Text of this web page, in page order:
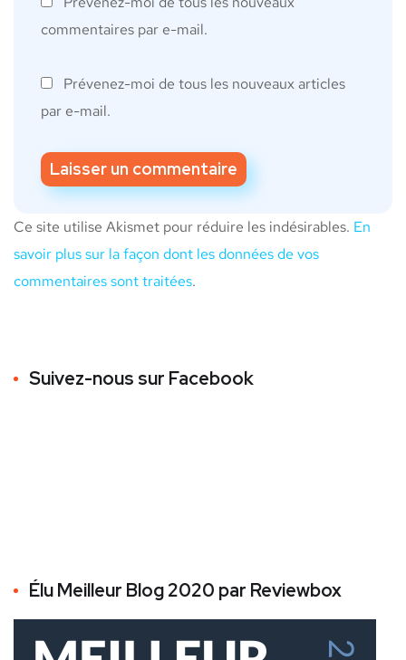
commentaires par e-mail.
Prévenez-moi de tous les nouveaux articles
par e-mail.
Ce site utilise Akismet pour réduire les indésirables. En
savoir plus sur la façon dont les données de vos
commentaires sont traitées.
Suivez-nous sur Facebook
Élu Meilleur Blog 2020 par Reviewbox